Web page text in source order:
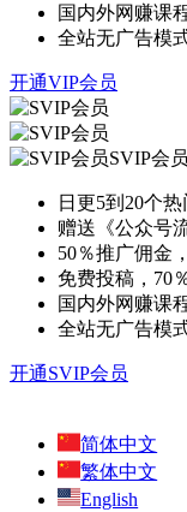
国内外网赚课
全站无广告模
开通VIP会员
SVIP会员
日更5到20个热
赠送《公众号
50％推广佣金
免费投稿，70
国内外网赚课
全站无广告模
开通SVIP会员
简体中文
繁体中文
English